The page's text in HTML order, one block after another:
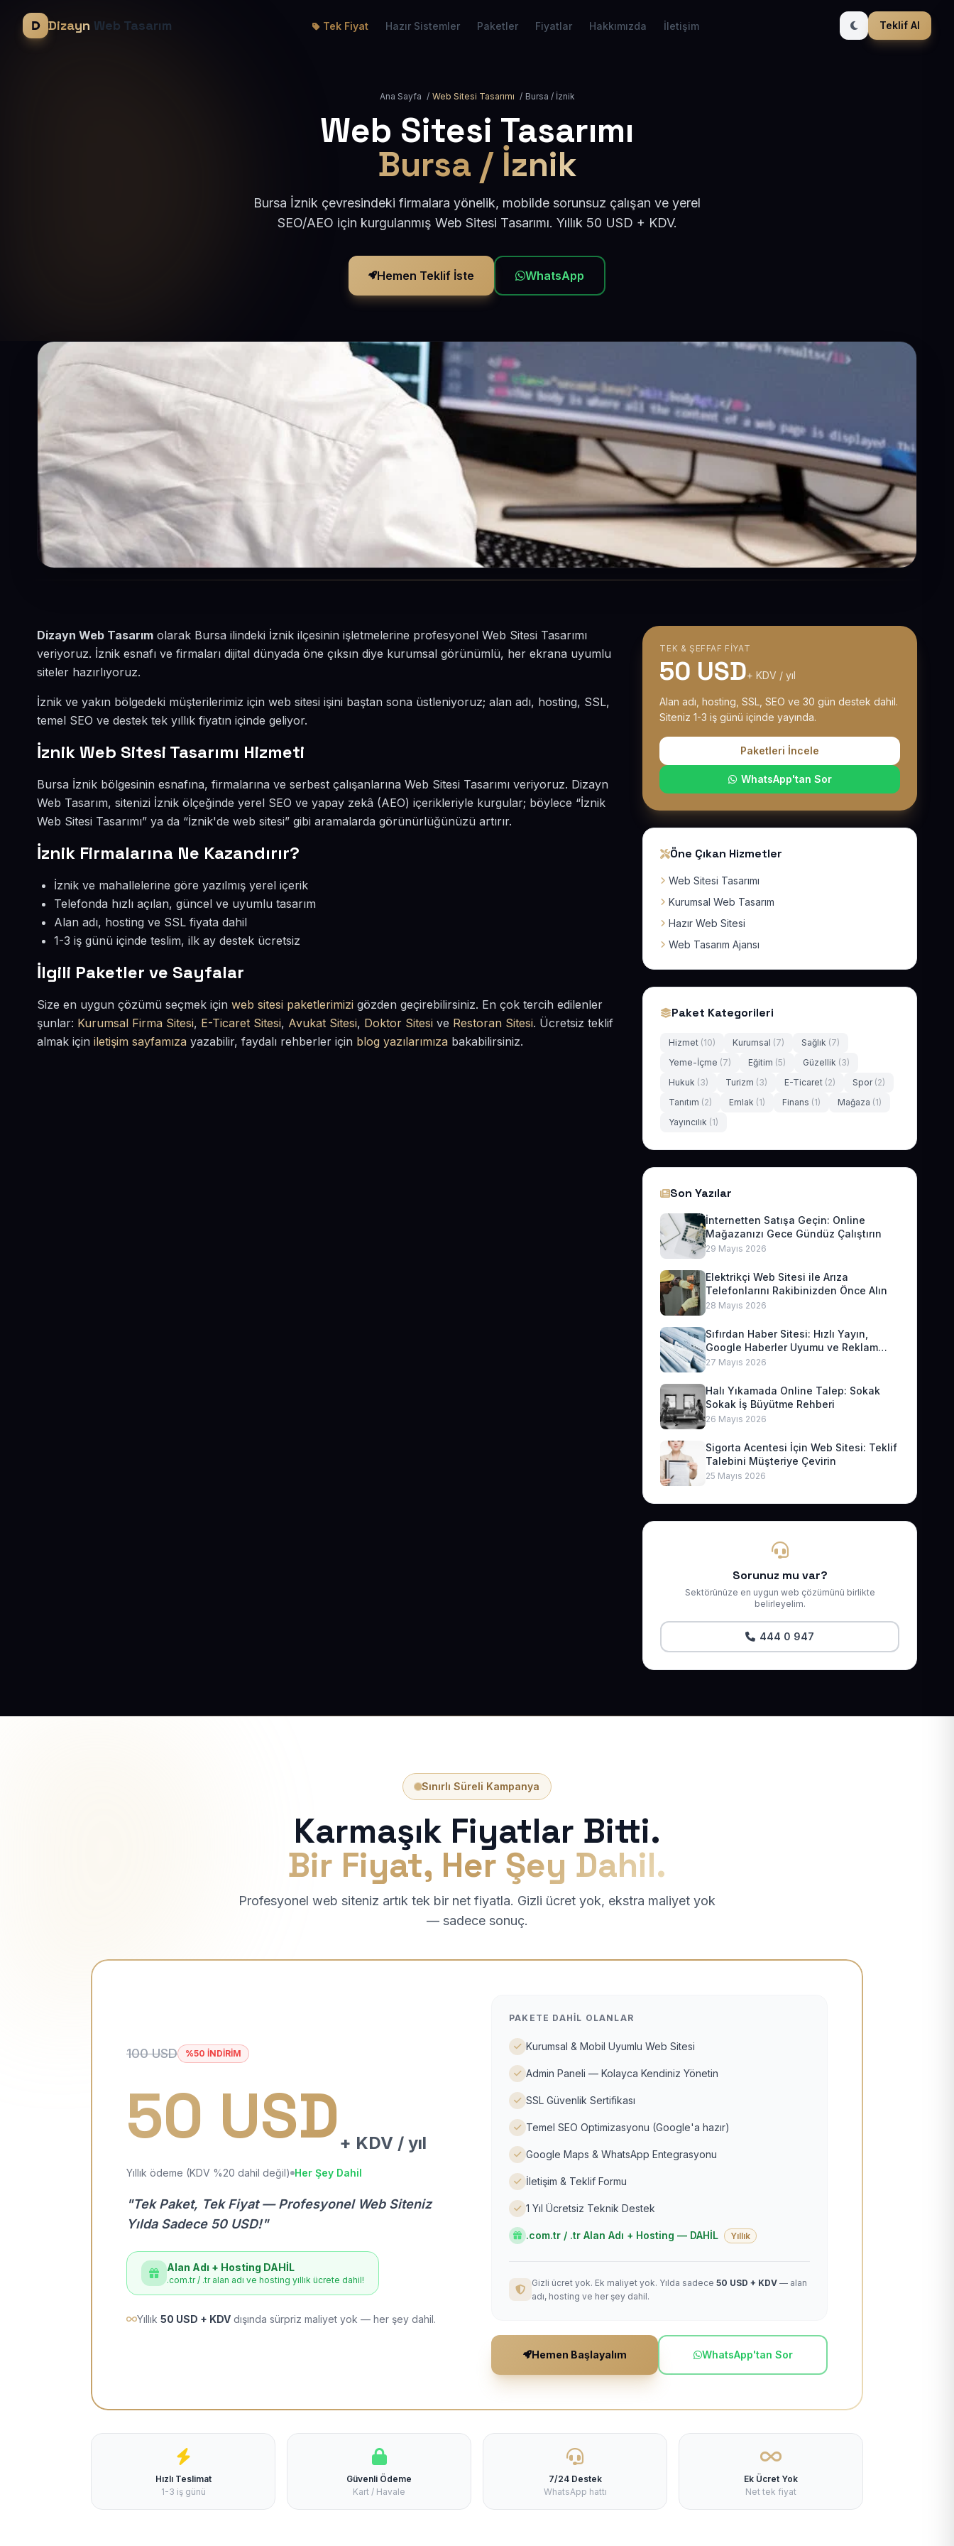
Dizayn Web Tasarım Tek Fiyat Hazır Sistemler Paketler Fiyatlar Hakkımızda İletişim Teklif Al
Ana Sayfa / Web Sitesi Tasarımı / Bursa / İznik
Web Sitesi Tasarımı
Bursa / İznik
Bursa İznik çevresindeki firmalara yönelik, mobilde sorunsuz çalışan ve yerel
SEO/AEO için kurgulanmış Web Sitesi Tasarımı. Yıllık 50 USD + KDV.
Hemen Teklif İste WhatsApp
Dizayn Web Tasarım olarak Bursa ilindeki İznik ilçesinin işletmelerine profesyonel Web Sitesi Tasarımı
veriyoruz. İznik esnafı ve firmaları dijital dünyada öne çıksın diye kurumsal görünümlü, her ekrana uyumlu
siteler hazırlıyoruz.
İznik ve yakın bölgedeki müşterilerimiz için web sitesi işini baştan sona üstleniyoruz; alan adı, hosting, SSL,
temel SEO ve destek tek yıllık fiyatın içinde geliyor.
İznik Web Sitesi Tasarımı Hizmeti
Bursa İznik bölgesinin esnafına, firmalarına ve serbest çalışanlarına Web Sitesi Tasarımı veriyoruz. Dizayn
Web Tasarım, sitenizi İznik ölçeğinde yerel SEO ve yapay zekâ (AEO) içerikleriyle kurgular; böylece “İznik
Web Sitesi Tasarımı” ya da “İznik'de web sitesi” gibi aramalarda görünürlüğünüzü artırır.
İznik Firmalarına Ne Kazandırır?
İznik ve mahallelerine göre yazılmış yerel içerik
Telefonda hızlı açılan, güncel ve uyumlu tasarım
Alan adı, hosting ve SSL fiyata dahil
1-3 iş günü içinde teslim, ilk ay destek ücretsiz
İlgili Paketler ve Sayfalar
Size en uygun çözümü seçmek için web sitesi paketlerimizi gözden geçirebilirsiniz. En çok tercih edilenler
şunlar: Kurumsal Firma Sitesi, E-Ticaret Sitesi, Avukat Sitesi, Doktor Sitesi ve Restoran Sitesi. Ücretsiz teklif
almak için iletişim sayfamıza yazabilir, faydalı rehberler için blog yazılarımıza bakabilirsiniz.
TEK & ŞEFFAF FIYAT
50 USD+ KDV / yıl
Alan adı, hosting, SSL, SEO ve 30 gün destek dahil.
Siteniz 1-3 iş günü içinde yayında.
Paketleri İncele
WhatsApp'tan Sor
Öne Çıkan Hizmetler
Web Sitesi Tasarımı
Kurumsal Web Tasarım
Hazır Web Sitesi
Web Tasarım Ajansı
Paket Kategorileri
Hizmet (10) Kurumsal (7) Sağlık (7)
Yeme-İçme (7) Eğitim (5) Güzellik (3)
Hukuk (3) Turizm (3) E-Ticaret (2) Spor (2)
Tanıtım (2) Emlak (1) Finans (1) Mağaza (1)
Yayıncılık (1)
Son Yazılar
İnternetten Satışa Geçin: Online
Mağazanızı Gece Gündüz Çalıştırın
29 Mayıs 2026
Elektrikçi Web Sitesi ile Arıza
Telefonlarını Rakibinizden Önce Alın
28 Mayıs 2026
Sıfırdan Haber Sitesi: Hızlı Yayın,
Google Haberler Uyumu ve Reklam
Geliri
27 Mayıs 2026
Halı Yıkamada Online Talep: Sokak
Sokak İş Büyütme Rehberi
26 Mayıs 2026
Sigorta Acentesi İçin Web Sitesi: Teklif
Talebini Müşteriye Çevirin
25 Mayıs 2026
Sorunuz mu var?
Sektörünüze en uygun web çözümünü birlikte
belirleyelim.
444 0 947
Sınırlı Süreli Kampanya
Karmaşık Fiyatlar Bitti.
Bir Fiyat, Her Şey Dahil.
Profesyonel web siteniz artık tek bir net fiyatla. Gizli ücret yok, ekstra maliyet yok
— sadece sonuç.
100 USD %50 İNDİRİM
50 USD + KDV / yıl
Yıllık ödeme (KDV %20 dahil değil) Her Şey Dahil
"Tek Paket, Tek Fiyat — Profesyonel Web Siteniz
Yılda Sadece 50 USD!"
Alan Adı + Hosting DAHİL
.com.tr / .tr alan adı ve hosting yıllık ücrete dahil!
Yıllık 50 USD + KDV dışında sürpriz maliyet yok — her şey dahil.
PAKETE DAHIL OLANLAR
Kurumsal & Mobil Uyumlu Web Sitesi
Admin Paneli — Kolayca Kendiniz Yönetin
SSL Güvenlik Sertifikası
Temel SEO Optimizasyonu (Google'a hazır)
Google Maps & WhatsApp Entegrasyonu
İletişim & Teklif Formu
1 Yıl Ücretsiz Teknik Destek
.com.tr / .tr Alan Adı + Hosting — DAHİL Yıllık
Gizli ücret yok. Ek maliyet yok. Yılda sadece 50 USD + KDV — alan
adı, hosting ve her şey dahil.
Hemen Başlayalım WhatsApp'tan Sor
Hızlı Teslimat
1-3 iş günü
Güvenli Ödeme
Kart / Havale
7/24 Destek
WhatsApp hattı
Ek Ücret Yok
Net tek fiyat